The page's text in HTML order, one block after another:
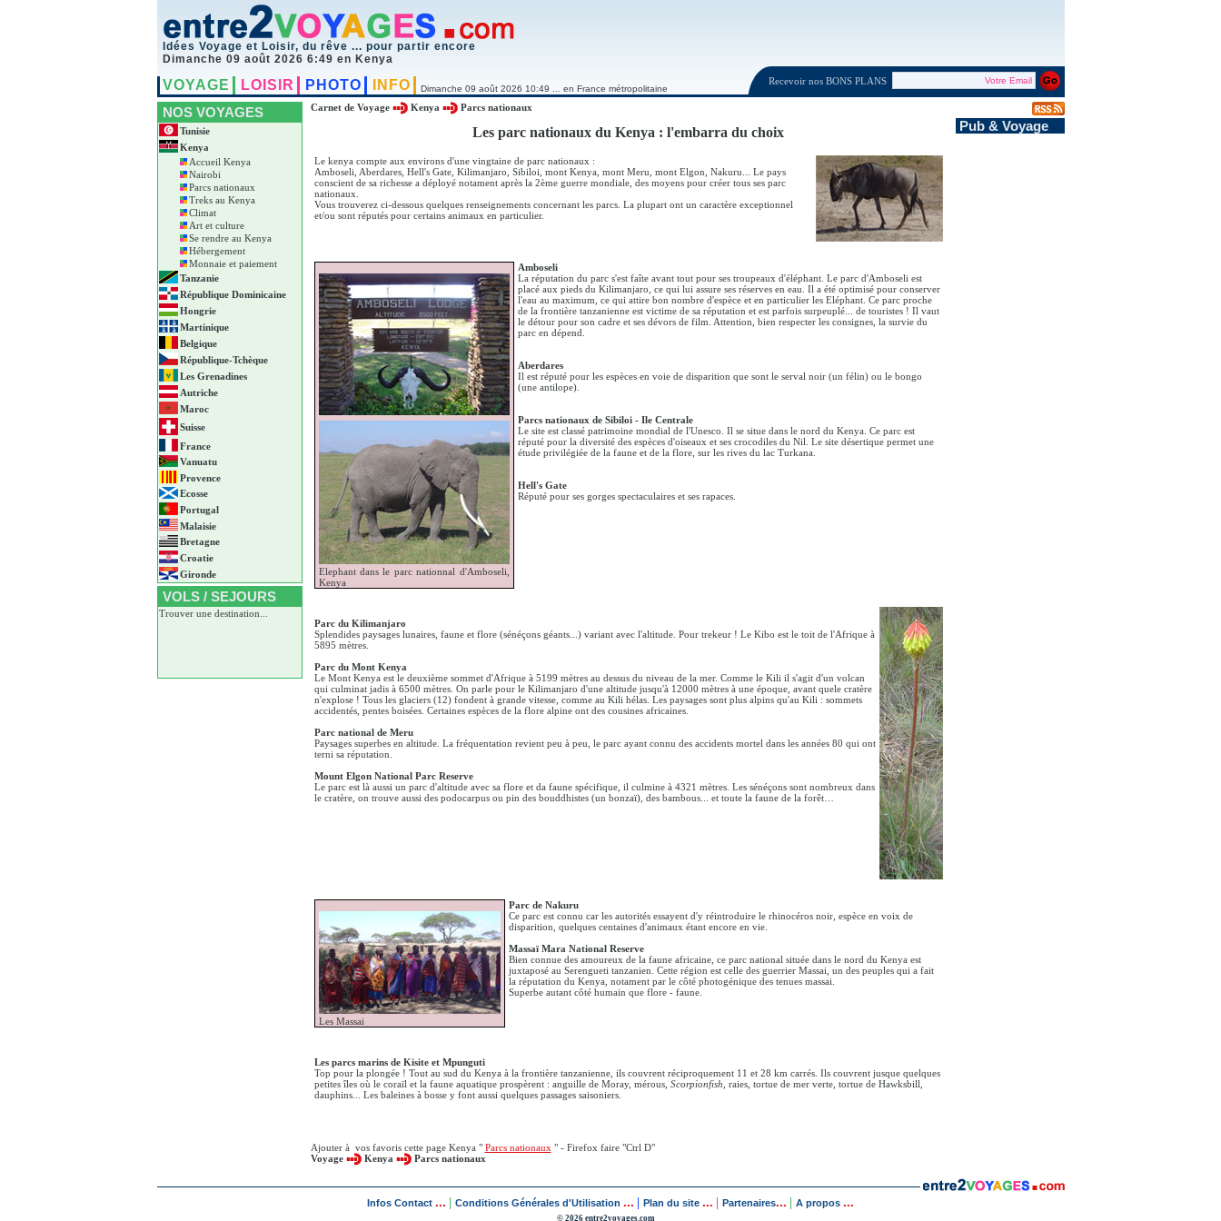
Idées Voyage et Loisir, du rêve ... pour partir encore
Dimanche 09 août 2026 6:49 en Kenya
VOYAGE LOISIR PHOTO INFO Dimanche 09 août 2026 10:49 ... en France métropolitaine
Recevoir nos BONS PLANS
NOS VOYAGES
Tunisie
Kenya
Accueil Kenya
Nairobi
Parcs nationaux
Treks au Kenya
Climat
Art et culture
Se rendre au Kenya
Hébergement
Monnaie et paiement
Tanzanie
République Dominicaine
Hongrie
Martinique
Belgique
République-Tchèque
Les Grenadines
Autriche
Maroc
Suisse
France
Vanuatu
Provence
Ecosse
Portugal
Malaisie
Bretagne
Croatie
Gironde
VOLS / SEJOURS
Trouver une destination...
Carnet de Voyage Kenya Parcs nationaux
Les parc nationaux du Kenya : l'embarra du choix
Le kenya compte aux environs d'une vingtaine de parc nationaux :
Amboseli, Aberdares, Hell's Gate, Kilimanjaro, Sibiloi, mont Kenya, mont Meru, mont Elgon, Nakuru... Le pays
conscient de sa richesse a déployé notament après la 2ème guerre mondiale, des moyens pour créer tous ses parc
nationaux.
Vous trouverez ci-dessous quelques renseignements concernant les parcs. La plupart ont un caractère exceptionnel
et/ou sont réputés pour certains animaux en particulier.
Elephant dans le parc nationnal d'Amboseli,
Kenya
Amboseli
La réputation du parc s'est faîte avant tout pour ses troupeaux d'éléphant. Le parc d'Amboseli est
placé aux pieds du Kilimanjaro, ce qui lui assure ses réserves en eau. Il a été optimisé pour conserver
l'eau au maximum, ce qui attire bon nombre d'espèce et en particulier les Eléphant. Ce parc proche
de la frontière tanzanienne est victime de sa réputation et est parfois surpeuplé... de touristes ! Il vaut
le détour pour son cadre et ses dévors de film. Attention, bien respecter les consignes, la survie du
parc en dépend.
Aberdares
Il est réputé pour les espèces en voie de disparition que sont le serval noir (un félin) ou le bongo
(une antilope).
Parcs nationaux de Sibiloi - Ile Centrale
Le site est classé patrimoine mondial de l'Unesco. Il se situe dans le nord du Kenya. Ce parc est
réputé pour la diversité des espèces d'oiseaux et ses crocodiles du Nil. Le site désertique permet une
étude privilégiée de la faune et de la flore, sur les rives du lac Turkana.
Hell's Gate
Réputé pour ses gorges spectaculaires et ses rapaces.
Parc du Kilimanjaro
Splendides paysages lunaires, faune et flore (sénéçons géants...) variant avec l'altitude. Pour trekeur ! Le Kibo est le toit de l'Afrique à
5895 mètres.
Parc du Mont Kenya
Le Mont Kenya est le deuxième sommet d'Afrique à 5199 mètres au dessus du niveau de la mer. Comme le Kili il s'agit d'un volcan
qui culminat jadis à 6500 mètres. On parle pour le Kilimanjaro d'une altitude jusqu'à 12000 mètres à une époque, avant quele cratère
n'explose ! Tous les glaciers (12) fondent à grande vitesse, comme au Kili hélas. Les paysages sont plus alpins qu'au Kili : sommets
accidentés, pentes boisées. Certaines espèces de la flore alpine ont des cousines africaines.
Parc national de Meru
Paysages superbes en altitude. La fréquentation revient peu à peu, le parc ayant connu des accidents mortel dans les années 80 qui ont
terni sa réputation.
Mount Elgon National Parc Reserve
Le parc est là aussi un parc d'altitude avec sa flore et da faune spécifique, il culmine à 4321 mètres. Les sénéçons sont nombreux dans
le cratère, on trouve aussi des podocarpus ou pin des bouddhistes (un bonzaï), des bambous... et toute la faune de la forêt…
Les Massai
Parc de Nakuru
Ce parc est connu car les autorités essayent d'y réintroduire le rhinocéros noir, espèce en voix de
disparition, quelques centaines d'animaux étant encore en vie.
Massaï Mara National Reserve
Bien connue des amoureux de la faune africaine, ce parc national située dans le nord du Kenya est
juxtaposé au Serengueti tanzanien. Cette région est celle des guerrier Massai, un des peuples qui a fait
la réputation du Kenya, notament par le côté photogénique des tenues massai.
Superbe autant côté humain que flore - faune.
Les parcs marins de Kisite et Mpunguti
Top pour la plongée ! Tout au sud du Kenya à la frontière tanzanienne, ils couvrent réciproquement 11 et 28 km carrés. Ils couvrent jusque quelques
petites îles où le coraïl et la faune aquatique prospèrent : anguille de Moray, mérous, Scorpionfish , raies, tortue de mer verte, tortue de Hawksbill,
dauphins... Les baleines à bosse y font aussi quelques passages saisoniers.
Ajouter à vos favoris cette page Kenya " Parcs nationaux " - Firefox faire "Ctrl D"
Voyage
Kenya Parcs nationaux
Pub & Voyage
Infos Contact ... Conditions Générales d'Utilisation ... Plan du site ... Partenaires... A propos ...
© 2026 entre2voyages.com